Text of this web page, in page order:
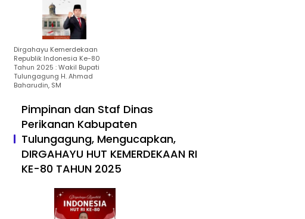
Dirgahayu Kemerdekaan
Republik Indonesia Ke-80
Tahun 2025 : Wakil Bupati
Tulungagung H. Ahmad
Baharudin, SM
Pimpinan dan Staf Dinas
Perikanan Kabupaten
Tulungagung, Mengucapkan,
DIRGAHAYU HUT KEMERDEKAAN RI
KE-80 TAHUN 2025